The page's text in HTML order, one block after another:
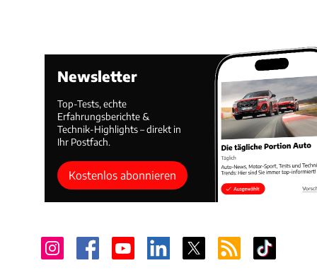
Newsletter
Top-Tests, echte
Erfahrungsberichte &
Technik-Highlights – direkt in
Ihr Postfach.
Kostenlos abonnieren